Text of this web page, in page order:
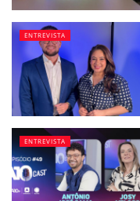
ENTREVISTA
ENTREVISTA